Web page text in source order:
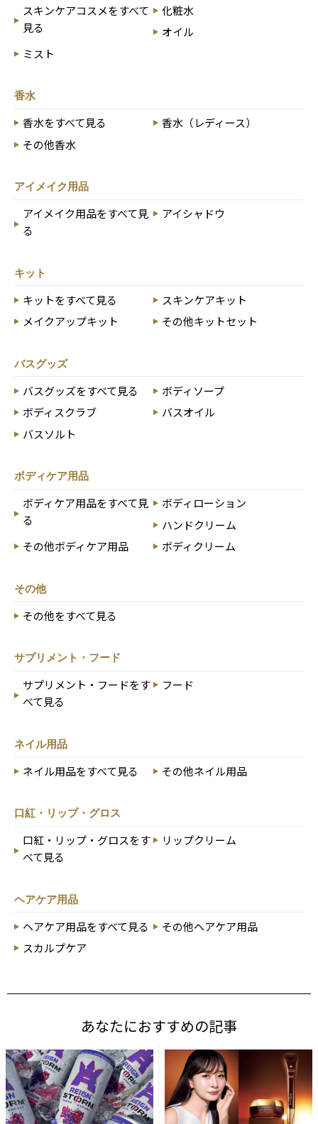
スキンケアコスメをすべて
見る
化粧水
オイル
ミスト
香水
香水をすべて見る
香水（レディース）
その他香水
アイメイク用品
アイメイク用品をすべて見
る
アイシャドウ
キット
キットをすべて見る
スキンケアキット
メイクアップキット
その他キットセット
バスグッズ
バスグッズをすべて見る
ボディソープ
ボディスクラブ
バスオイル
バスソルト
ボディケア用品
ボディケア用品をすべて見
る
ボディローション
ハンドクリーム
その他ボディケア用品
ボディクリーム
その他
その他をすべて見る
サプリメント・フード
サプリメント・フードをす
べて見る
フード
ネイル用品
ネイル用品をすべて見る その他ネイル用品
口紅・リップ・グロス
口紅・リップ・グロスをす
べて見る
リップクリーム
ヘアケア用品
ヘアケア用品をすべて見る
その他ヘアケア用品
スカルプケア
あなたにおすすめの記事